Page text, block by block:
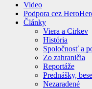
Video
Podpora cez
Články
Viera a Cirkev
História
Spoločnosť a
Zo zahraničia
Reportáže
Prednášky,
Nezaradené